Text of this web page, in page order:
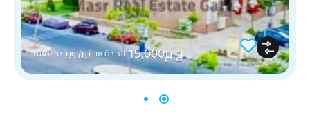
ج.م15,000 المدة سنتين ويجدد العقد